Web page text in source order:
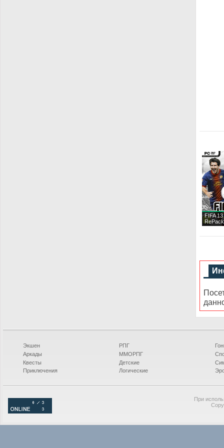
FIFA
RePack
Экшен
Аркады
Квесты
Приключения
РПГ
ММОРПГ
Детские
Логические
При